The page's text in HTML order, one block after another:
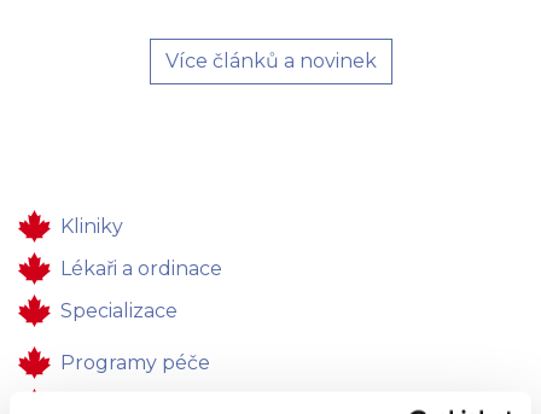
Více článků a novinek
Kliniky
Lékaři a ordinace
Specializace
Programy péče